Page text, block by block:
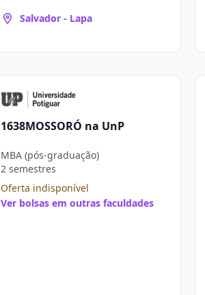
Salvador - Lapa
1638MOSSORÓ na UnP
MBA (pós-graduação)
2 semestres
Oferta indisponível
Ver bolsas em outras faculdades